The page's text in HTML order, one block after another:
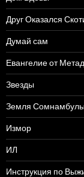
Друг Оказался
Думай сам
Евангелие от
Звезды
Земля
Измор
ИЛ
Инструкция по